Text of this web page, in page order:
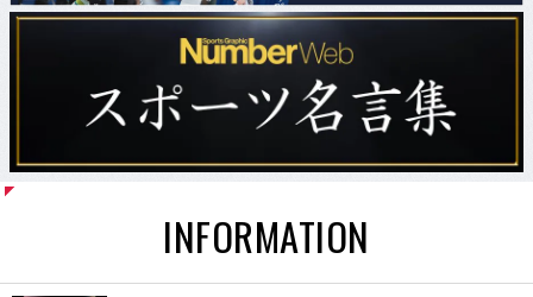
INFORMATION